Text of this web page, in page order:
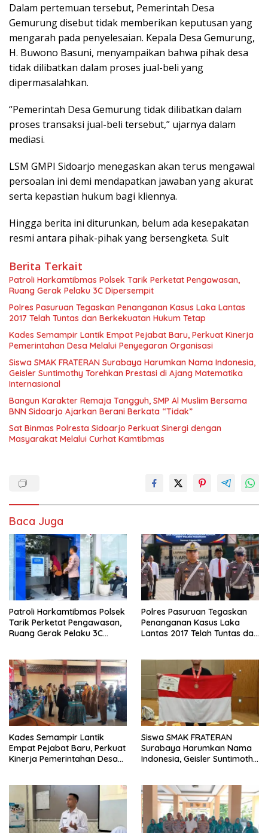
Dalam pertemuan tersebut, Pemerintah Desa
Gemurung disebut tidak memberikan keputusan yang
mengarah pada penyelesaian. Kepala Desa Gemurung,
H. Buwono Basuni, menyampaikan bahwa pihak desa
tidak dilibatkan dalam proses jual-beli yang
dipermasalahkan.
“Pemerintah Desa Gemurung tidak dilibatkan dalam
proses transaksi jual-beli tersebut,” ujarnya dalam
mediasi.
LSM GMPI Sidoarjo menegaskan akan terus mengawal
persoalan ini demi mendapatkan jawaban yang akurat
serta kepastian hukum bagi kliennya.
Hingga berita ini diturunkan, belum ada kesepakatan
resmi antara pihak-pihak yang bersengketa. Sult
Berita Terkait
Patroli Harkamtibmas Polsek Tarik Perketat Pengawasan,
Ruang Gerak Pelaku 3C Dipersempit
Polres Pasuruan Tegaskan Penanganan Kasus Laka Lantas
2017 Telah Tuntas dan Berkekuatan Hukum Tetap
Kades Semampir Lantik Empat Pejabat Baru, Perkuat Kinerja
Pemerintahan Desa Melalui Penyegaran Organisasi
Siswa SMAK FRATERAN Surabaya Harumkan Nama Indonesia,
Geisler Suntimothy Torehkan Prestasi di Ajang Matematika
Internasional
Bangun Karakter Remaja Tangguh, SMP Al Muslim Bersama
BNN Sidoarjo Ajarkan Berani Berkata “Tidak”
Sat Binmas Polresta Sidoarjo Perkuat Sinergi dengan
Masyarakat Melalui Curhat Kamtibmas
Baca Juga
Patroli Harkamtibmas Polsek
Tarik Perketat Pengawasan,
Ruang Gerak Pelaku 3C
Polres Pasuruan Tegaskan
Penanganan Kasus Laka
Lantas 2017 Telah Tuntas dan
Kades Semampir Lantik
Empat Pejabat Baru, Perkuat
Kinerja Pemerintahan Desa
Siswa SMAK FRATERAN
Surabaya Harumkan Nama
Indonesia, Geisler Suntimothy